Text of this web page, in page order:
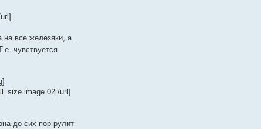
на все железяки, а
чувствуется
image 02[/url]
до сих пор рулит